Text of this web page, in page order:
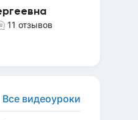
11 отзывов
Все видеоуроки